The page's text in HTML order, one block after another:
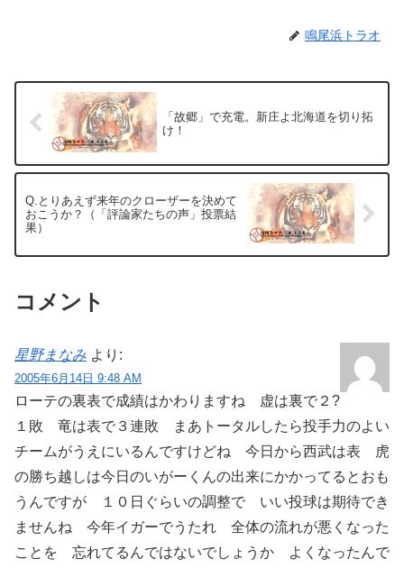
鳴尾浜トラオ
「故郷」で充電。新庄よ北海道を切り拓
け！
Q.とりあえず来年のクローザーを決めて
おこうか？（「評論家たちの声」投票結
果）
コメント
星野まなみ より:
2005年6月14日 9:48 AM
ローテの裏表で成績はかわりますね 虚は裏で２?
１敗 竜は表で３連敗 まあトータルしたら投手力のよい
チームがうえにいるんですけどね 今日から西武は表 虎
の勝ち越しは今日のいがーくんの出来にかかってるとおも
うんですが １０日ぐらいの調整で いい投球は期待でき
ませんね 今年イガーでうたれ 全体の流れが悪くなった
ことを 忘れてるんではないでしょうか よくなったんで